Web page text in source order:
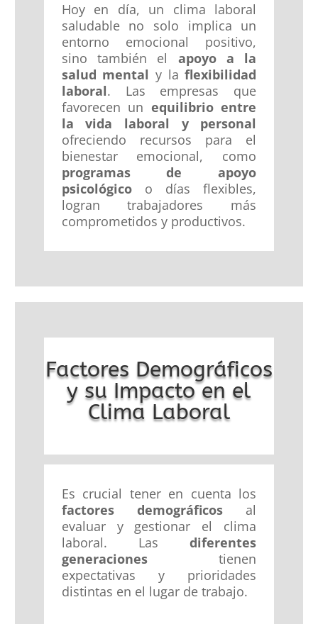
Hoy en día, un clima laboral
saludable no solo implica un
entorno emocional positivo,
sino también el apoyo a la
salud mental y laflexibilidad
laboral. Las empresas que
favorecen un equilibrio entre
la vida laboral y personal
ofreciendo recursos para el
bienestar emocional, como
programas de apoyo
psicológicoo días flexibles,
logran trabajadores más
comprometidos y productivos.
Factores Demográficos
y su Impacto en el
Clima Laboral
Es crucial tener en cuenta los
factores demográficos al
evaluar y gestionar el clima
laboral. Lasdiferentes
generacionestienen
expectativas y prioridades
distintas en el lugar de trabajo.